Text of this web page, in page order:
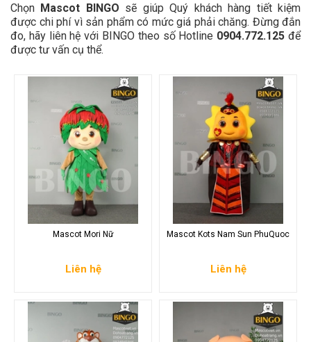
Chọn Mascot BINGO sẽ giúp Quý khách hàng tiết kiệm
được chi phí vì sản phẩm có mức giá phải chăng. Đừng đắn
đo, hãy liên hệ với BINGO theo số Hotline 0904.772.125 để
được tư vấn cụ thể.
Mascot Mori Nữ
Liên hệ
Mascot Kots Nam Sun PhuQuoc
Liên hệ